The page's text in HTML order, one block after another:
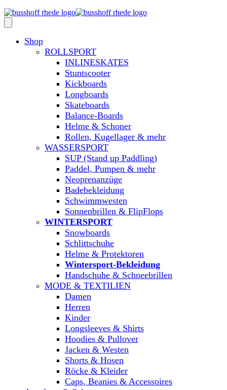
Shop
ROLLSPORT
INLINESKATES
Stuntscooter
Kickboards
Longboards
Skateboards
Balance-Boards
Helme & Schoner
Rollen, Kugellager & mehr
WASSERSPORT
SUP (Stand up Paddling)
Paddel, Pumpen & mehr
Neoprenanzüge
Badebekleidung
Schwimmwesten
Sonnenbrillen & FlipFlops
WINTERSPORT
Snowboards
Schlittschuhe
Helme & Protektoren
Wintersport-Bekleidung
Handschuhe & Schneebrillen
MODE & TEXTILIEN
Damen
Herren
Kinder
Longsleeves & Shirts
Hoodies & Pullover
Jacken & Westen
Shorts & Hosen
Röcke & Kleider
Caps, Beanies & Accessoires